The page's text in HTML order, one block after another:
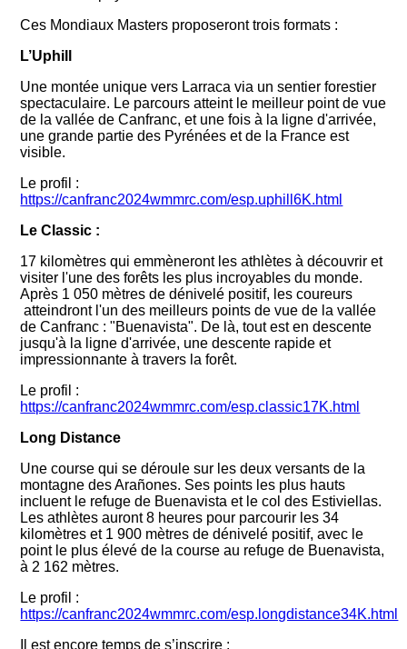
Ces Mondiaux Masters proposeront trois formats :
L’Uphill
Une montée unique vers Larraca via un sentier forestier
spectaculaire. Le parcours atteint le meilleur point de vue
de la vallée de Canfranc, et une fois à la ligne d'arrivée,
une grande partie des Pyrénées et de la France est
visible.
Le profil :
https://canfranc2024wmmrc.com/esp.uphill6K.html
Le Classic :
17 kilomètres qui emmèneront les athlètes à découvrir et
visiter l'une des forêts les plus incroyables du monde.
Après 1 050 mètres de dénivelé positif, les coureurs
atteindront l'un des meilleurs points de vue de la vallée
de Canfranc : "Buenavista". De là, tout est en descente
jusqu'à la ligne d'arrivée, une descente rapide et
impressionnante à travers la forêt.
Le profil :
https://canfranc2024wmmrc.com/esp.classic17K.html
Long Distance
Une course qui se déroule sur les deux versants de la
montagne des Arañones. Ses points les plus hauts
incluent le refuge de Buenavista et le col des Estiviellas.
Les athlètes auront 8 heures pour parcourir les 34
kilomètres et 1 900 mètres de dénivelé positif, avec le
point le plus élevé de la course au refuge de Buenavista,
à 2 162 mètres.
Le profil :
https://canfranc2024wmmrc.com/esp.longdistance34K.html
Il est encore temps de s’inscrire :